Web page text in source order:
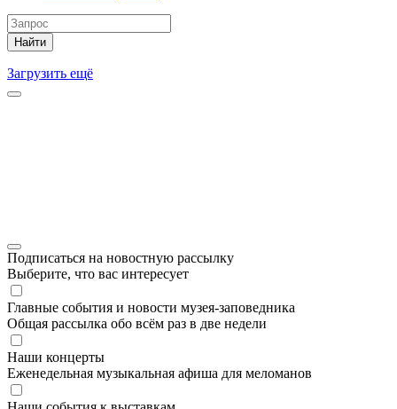
Найти
Загрузить ещё
Подписаться на новостную рассылку
Выберите, что вас интересует
Главные события и новости музея-заповедника
Общая рассылка обо всём раз в две недели
Наши концерты
Еженедельная музыкальная афиша для меломанов